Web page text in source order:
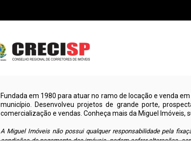
Fundada em 1980 para atuar no ramo de locação e venda
município. Desenvolveu projetos de grande porte,
comercialização e vendas. Conheça mais da Miguel Imóveis,
A Miguel Imóveis não possui qualquer responsabilidade pela
condições de pagamento dos imóveis, podem sofrer alterações,